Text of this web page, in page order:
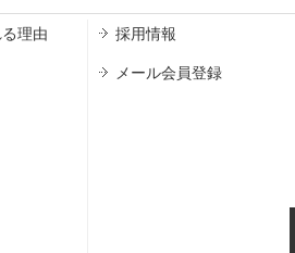
理由
採用情報
メール会員登録